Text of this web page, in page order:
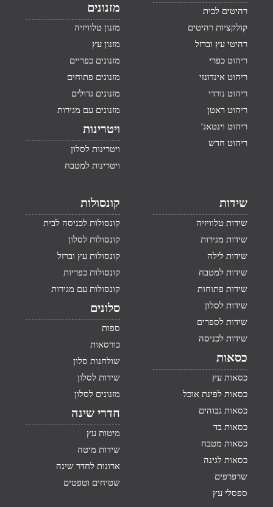
רהיטים לבית
קולקציות רהיטים
רהיטי עץ וברזל
ריהוט כפרי
ריהוט אינדונזי
ריהוט נורדי
ריהוט ראטן
ריהוט וינטאג'
ריהוט חדש
מזנונים
מזנון טלוויזיה
מזנון עץ
מזנונים כפריים
מזנונים פתוחים
מזנונים גדולים
מזנונים עם מגירות
ויטרינות
ויטרינות לסלון
ויטרינות למטבח
שידות
שידות טלוויזיה
שידות מגירות
שידות לילה
שידות למטבח
שידות פתוחות
שידות לסלון
שידות לספרים
שידות לכניסה
כסאות
כסאות עץ
כסאות לפינת אוכל
כסאות גבוהים
כסאות בד
כסאות מטבח
כסאות לגינה
שרפרפים
ספסלי עץ
קונסולות
קונסולות לכניסה לבית
קונסולות לסלון
קונסולות עץ וברזל
קונסולות כפריות
קונסולות עם מגירות
סלונים
ספות
כורסאות
שולחנות סלון
שידות לסלון
מזנונים לסלון
חדרי שינה
מיטות עץ
שידות מיטה
ארונות לחדר שינה
שטיחים וטפטים